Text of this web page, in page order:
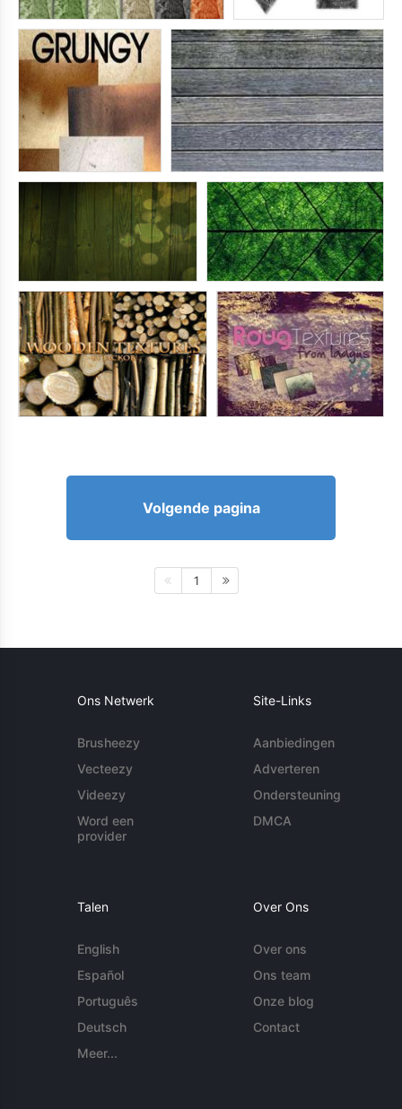
Volgende pagina
1
Ons Netwerk
Brusheezy
Vecteezy
Videezy
Word een
provider
Site-Links
Aanbiedingen
Adverteren
Ondersteuning
DMCA
Talen
English
Español
Português
Deutsch
Meer...
Over Ons
Over ons
Ons team
Onze blog
Contact